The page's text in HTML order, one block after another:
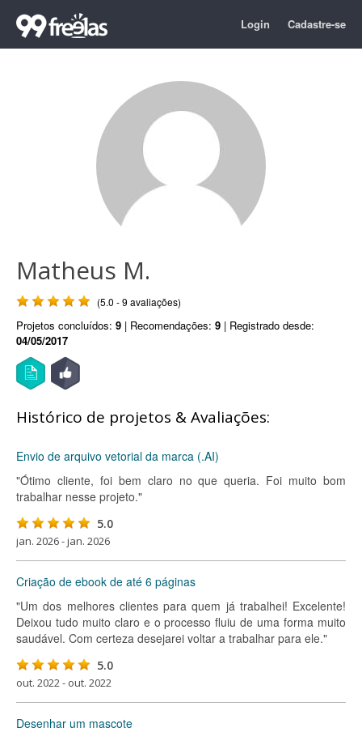
Login Cadastre-se
Matheus M.
(5.0 - 9 avaliações)
Projetos concluídos: 9 | Recomendações: 9 | Registrado desde:
04/05/2017
Histórico de projetos & Avaliações:
Envio de arquivo vetorial da marca (.AI)
"Ótimo cliente, foi bem claro no que queria. Foi muito bom
trabalhar nesse projeto."
5.0
jan. 2026 - jan. 2026
Criação de ebook de até 6 páginas
"Um dos melhores clientes para quem já trabalhei! Excelente!
Deixou tudo muito claro e o processo fluiu de uma forma muito
saudável. Com certeza desejarei voltar a trabalhar para ele."
5.0
out. 2022 - out. 2022
Desenhar um mascote